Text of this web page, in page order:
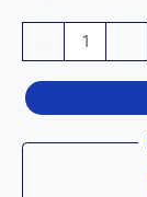
Camiseta
PINK
by
SYNAPTIC
COLOR